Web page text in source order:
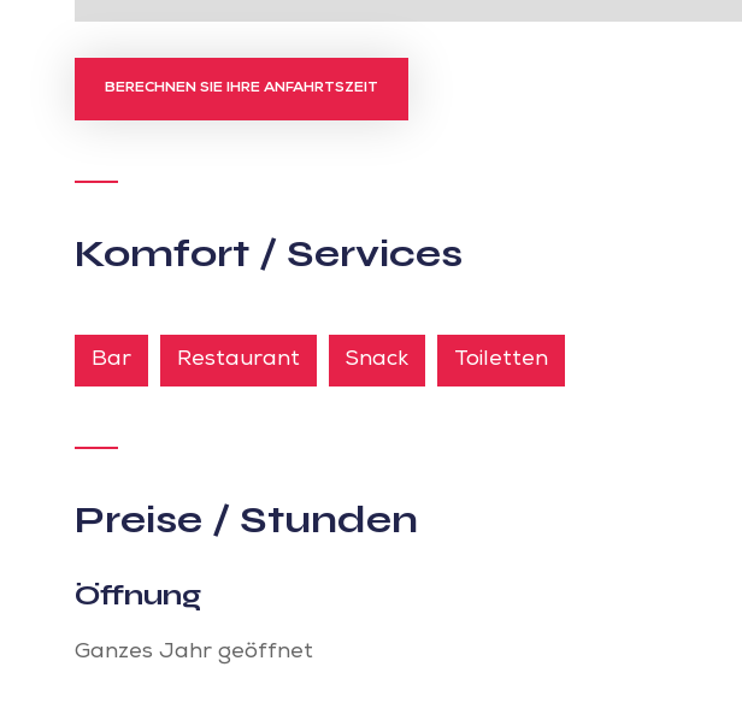
BERECHNEN SIE IHRE ANFAHRTSZEIT
Komfort / Services
Bar Restaurant Snack Toiletten
Preise / Stunden
Öffnung
Ganzes Jahr geöffnet